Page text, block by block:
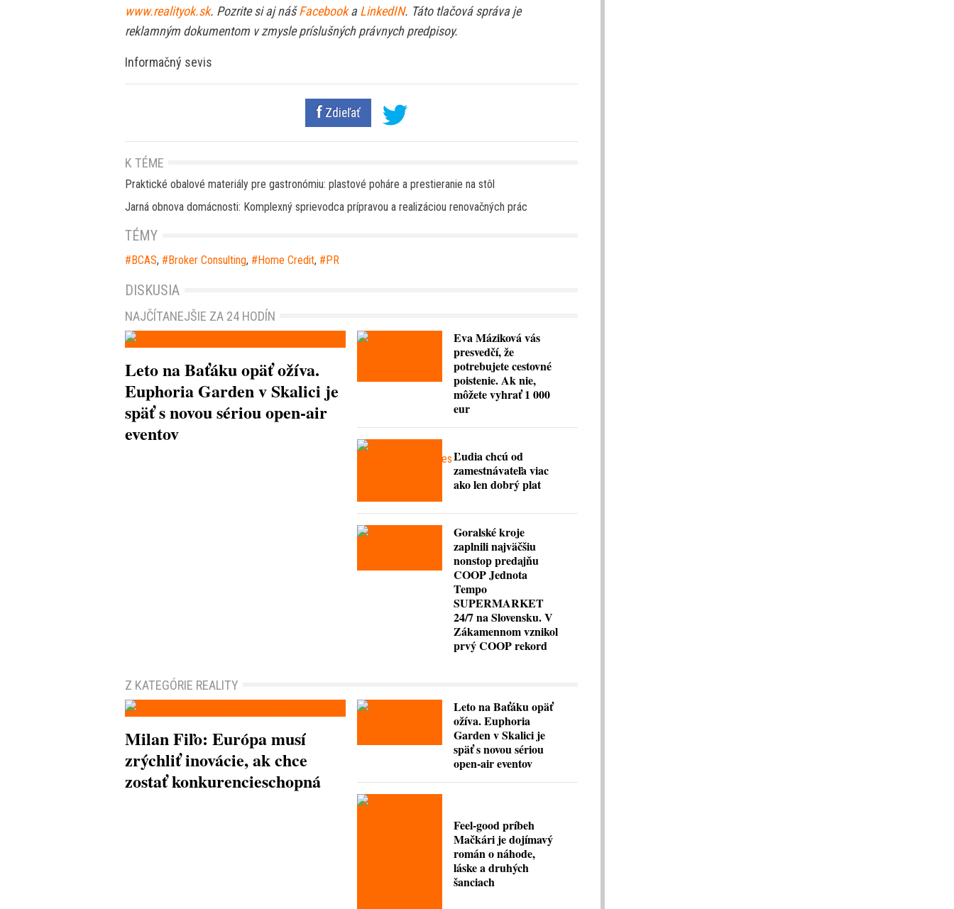
www.realityok.sk. Pozrite si aj nášFacebookaLinkedIN. Táto tlačová správa je
reklamným dokumentom v zmysle príslušných právnych predpisoy.
Informačný sevis
Zdieľať
K TÉME
Praktické obalové materiály pre gastronómiu: plastové poháre a prestieranie na stôl
Jarná obnova domácnosti: Komplexný sprievodca prípravou a realizáciou renovačných prác
TÉMY
BCAS, Broker Consulting, Home Credit, PR
DISKUSIA
NAJČÍTANEJŠIE ZA 24 HODÍN
Leto na Baťáku opäť ožíva.
Euphoria Garden v Skalici je
späť s novou sériou open-air
eventov
Eva Máziková vás
presvedčí, že
potrebujete cestovné
poistenie. Ak nie,
môžete vyhrať 1 000
eur
Ľudia chcú od
zamestnávateľa viac
ako len dobrý plat
Goralské kroje
zaplnili najväčšiu
nonstop predajňu
COOP Jednota
Tempo
SUPERMARKET
24/7 na Slovensku. V
Zákamennom vznikol
prvý COOP rekord
Z KATEGÓRIE REALITY
Milan Fiľo: Európa musí
zrýchliť inovácie, ak chce
zostať konkurencieschopná
Leto na Baťáku opäť
ožíva. Euphoria
Garden v Skalici je
späť s novou sériou
open-air eventov
Feel-good príbeh
Mačkári je dojímavý
román o náhode,
láske a druhých
šanciach